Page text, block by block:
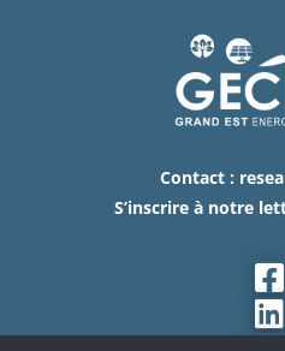
Contact :
S’inscrire à notre

